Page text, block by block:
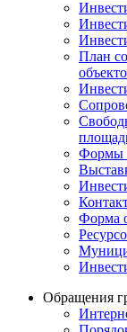
План
Формы
Форма
Обращения